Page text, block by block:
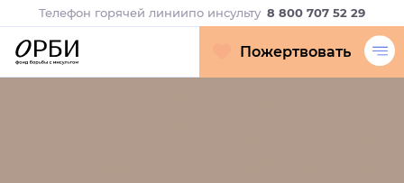
Телефон горячей линиипо инсульту 8 800 707 52 29
Пожертвовать